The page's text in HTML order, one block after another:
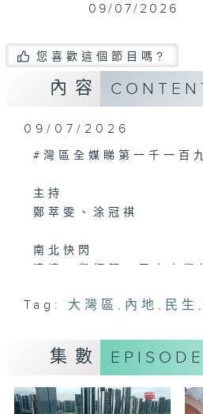
09/07/2026
您喜歡這個節目嗎?
內容
09/07/2026
#灣區全媒睇第一千一百
主持
鄭萃雯、涂冠祺
南北快閃
福州：舉行第六屆中國
(福州)展拍會預展
貴陽：完成甲秀樓及西
南通：最大規模海上換
Tag: 大灣區 , 內地 , 民生 ,
集數